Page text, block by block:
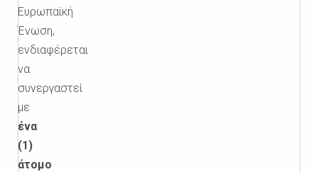
Ευρωπαϊκή
Ένωση,
ενδιαφέρεται
να
συνεργαστεί
με
ένα
(1)
άτομο